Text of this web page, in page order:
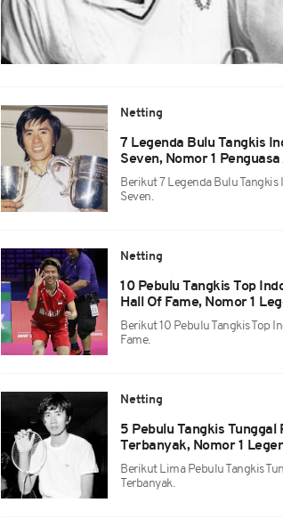
Netting
7 Legenda Bulu Tangkis
Seven, Nomor 1
Berikut 7 Legenda Bulu
Seven.
Netting
10 Pebulu Tangkis Top
Hall Of Fame, Nomor 1
Berikut 10 Pebulu Tangkis Top
Fame.
Netting
5 Pebulu Tangkis
Terbanyak, Nomor 1
Berikut Lima Pebulu Tangkis
Terbanyak.